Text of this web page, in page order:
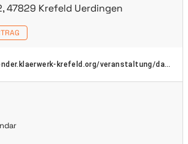
47829 Krefeld Uerdingen
https://kalender.klaerwerk-krefeld.org/veranstaltung/das-wasser-der-rhein-und-die-zukunft-vortrag-mit-prof-dr-nikolaus-froitzheim/